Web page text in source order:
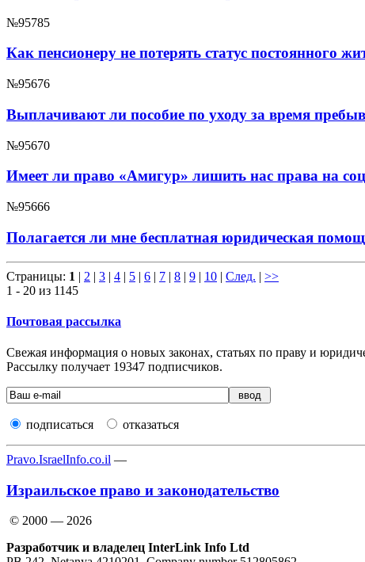
№95785
Как пенсионеру не потерять статус постоянного
№95676
Выплачивают ли пособие по уходу за время
№95670
Имеет ли право «Амигур» лишить нас права на
№95666
Полагается ли мне бесплатная юридическая
Страницы: 1 | 2 | 3 | 4 | 5 | 6 | 7 | 8 | 9 | 10 | След. | >>
1 - 20 из 1145
Почтовая рассылка
Свежая информация о новых законах, статьях по праву и
Рассылку получает 19347 подписчиков.
подписаться отказаться
Pravo.IsraelInfo.co.il —
Израильское право и законодательство
© 2000 — 2026
Разработчик и владелец InterLink Info Ltd